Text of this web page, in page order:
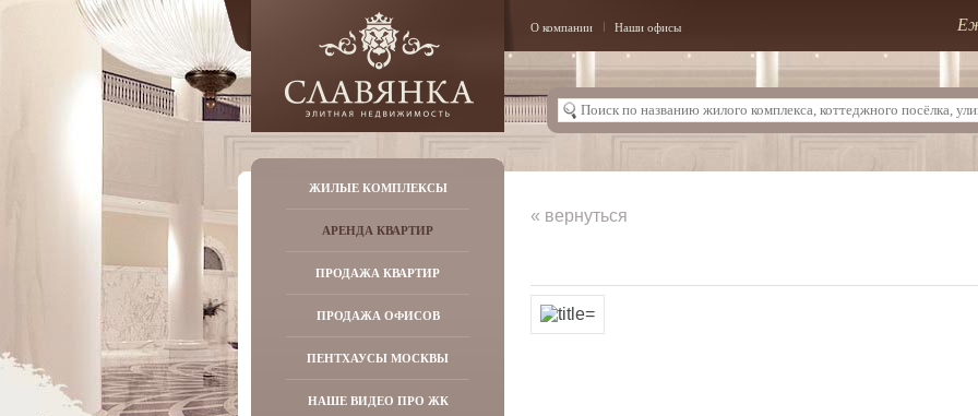
О компании Наши офисы
ЖИЛЫЕ КОМПЛЕКСЫ
АРЕНДА КВАРТИР
ПРОДАЖА КВАРТИР
ПРОДАЖА ОФИСОВ
ПЕНТХАУСЫ МОСКВЫ
НАШЕ ВИДЕО ПРО ЖК
« вернуться